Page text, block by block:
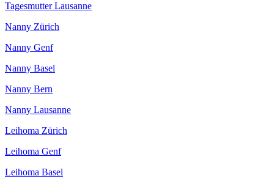
Tagesmutter Lausanne
Nanny Zürich
Nanny Genf
Nanny Basel
Nanny Bern
Nanny Lausanne
Leihoma Zürich
Leihoma Genf
Leihoma Basel